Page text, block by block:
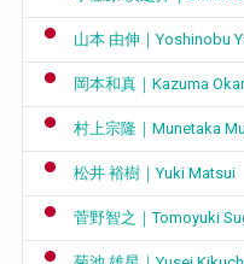
山本 由伸｜Yoshinobu
岡本和真｜Kazuma
村上宗隆｜Munetaka
松井 裕樹｜Yuki Matsui
菅野智之｜Tomoyuki